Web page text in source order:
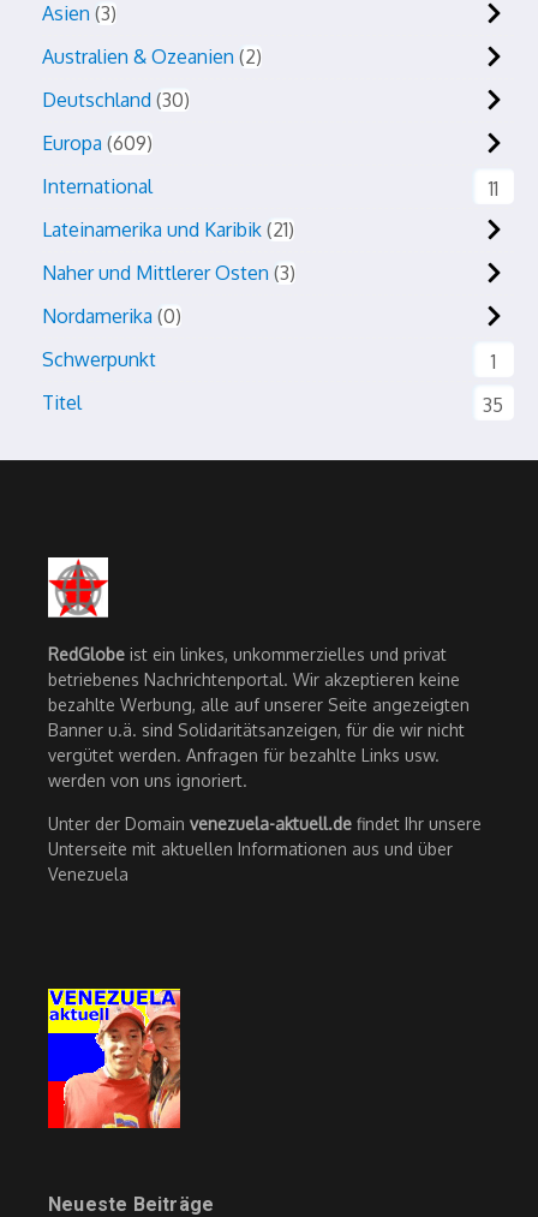
Asien 3
Australien & Ozeanien 2
Deutschland 30
Europa 609
International
11
Lateinamerika und Karibik 21
Naher und Mittlerer Osten 3
Nordamerika 0
Schwerpunkt
1
Titel
35
RedGlobe ist ein linkes, unkommerzielles und privat
betriebenes Nachrichtenportal. Wir akzeptieren keine
bezahlte Werbung, alle auf unserer Seite angezeigten
Banner u.ä. sind Solidaritätsanzeigen, für die wir nicht
vergütet werden. Anfragen für bezahlte Links usw.
werden von uns ignoriert.
Unter der Domain venezuela-aktuell.de findet Ihr unsere
Unterseite mit aktuellen Informationen aus und über
Venezuela
Neueste Beiträge